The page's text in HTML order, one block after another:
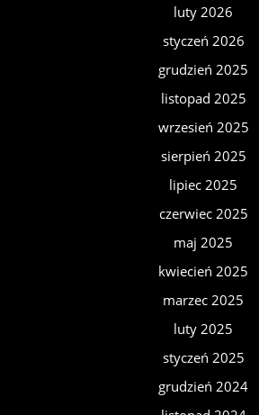
luty 2026
styczeń 2026
grudzień 2025
listopad 2025
wrzesień 2025
sierpień 2025
lipiec 2025
czerwiec 2025
maj 2025
kwiecień 2025
marzec 2025
luty 2025
styczeń 2025
grudzień 2024